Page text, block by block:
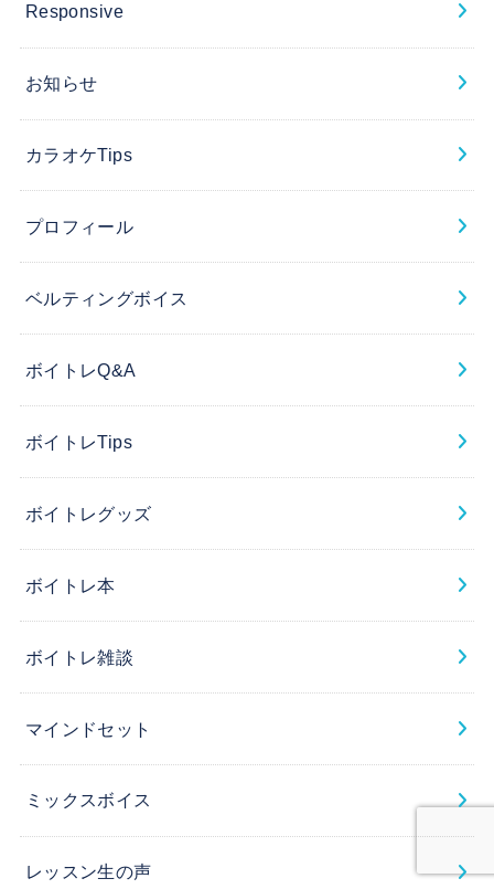
Responsive
お知らせ
カラオケTips
プロフィール
ベルティングボイス
ボイトレQ&A
ボイトレTips
ボイトレグッズ
ボイトレ本
ボイトレ雑談
マインドセット
ミックスボイス
レッスン生の声